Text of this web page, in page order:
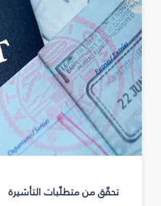
تحقّق من متطلّبات التأشيرة